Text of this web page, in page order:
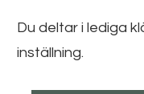
Du deltar i lediga
inställning.